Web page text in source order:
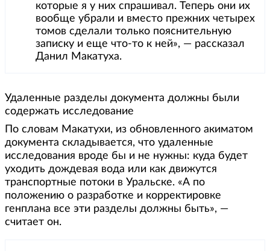
которые я у них спрашивал. Теперь они их
вообще убрали и вместо прежних четырех
томов сделали только пояснительную
записку и еще что-то к ней», — рассказал
Данил Макатуха.
Удаленные разделы документа должны были
содержать исследование
По словам Макатухи, из обновленного акиматом
документа складывается, что удаленные
исследования вроде бы и не нужны: куда будет
уходить дождевая вода или как движутся
транспортные потоки в Уральске. «А по
положению о разработке и корректировке
генплана все эти разделы должны быть», —
считает он.